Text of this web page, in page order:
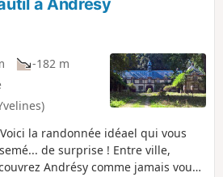
à Andrésy
-182 m
la randonnée idéael qui vous
de surprise ! Entre ville,
Andrésy comme jamais vous